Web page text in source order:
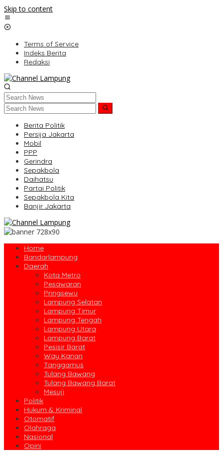
Skip to content
Terms of Service
Indeks Berita
Redaksi
Berita Politik
Persija Jakarta
Mobil
PPP
Gerindra
Sepakbola
Daihatsu
Partai Politik
Sepakbola Kita
Banjir Jakarta
Home
Bandarlampung
Daerah
Kota Metro
Pesawaran
Pringsewu
Lampung Selatan
Lampung Timur
Lampung Tengah
Lampung Utara
Lampung Barat
Pesisir Barat
Way Kanan
Tanggamus
Tulang Bawang
Tulang Bawang Barat
Mesuji
Politik
Hukum & Kriminal
Otomatif
Olahraga
Nasional
Opini